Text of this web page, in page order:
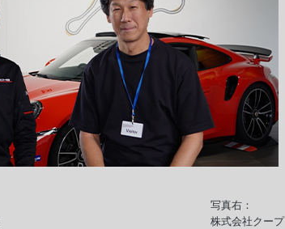
写真右：
株式会社クープ